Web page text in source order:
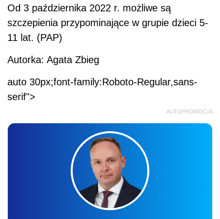
Od 3 października 2022 r. możliwe są
szczepienia przypominające w grupie dzieci 5-
11 lat. (PAP)
Autorka: Agata Zbieg
auto 30px;font-family:Roboto-Regular,sans-
serif">
AUTOPROMOCJA